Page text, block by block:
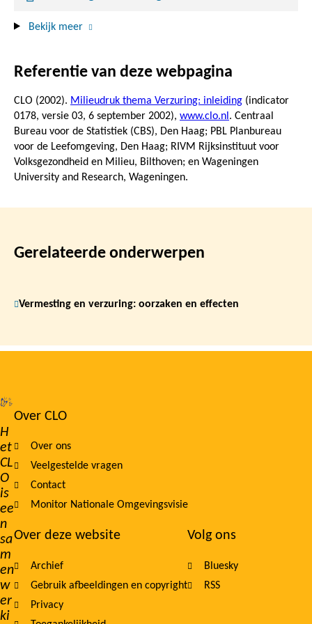
Bekijk meer
Referentie van deze webpagina
CLO (2002). Milieudruk thema Verzuring: inleiding (indicator
0178, versie 03, 6 september 2002), www.clo.nl . Centraal
Bureau voor de Statistiek (CBS), Den Haag; PBL Planbureau
voor de Leefomgeving, Den Haag; RIVM Rijksinstituut voor
Volksgezondheid en Milieu, Bilthoven; en Wageningen
University and Research, Wageningen.
Gerelateerde onderwerpen
Vermesting en verzuring: oorzaken en effecten
H
et
CL
O
is
ee
n
sa
m
en
w
er
ki
Footer
navigation
Over CLO
Over ons
Veelgestelde vragen
Contact
Monitor Nationale Omgevingsvisie
Over deze website
Archief
Gebruik afbeeldingen en copyright
Privacy
Volg ons
Bluesky
RSS